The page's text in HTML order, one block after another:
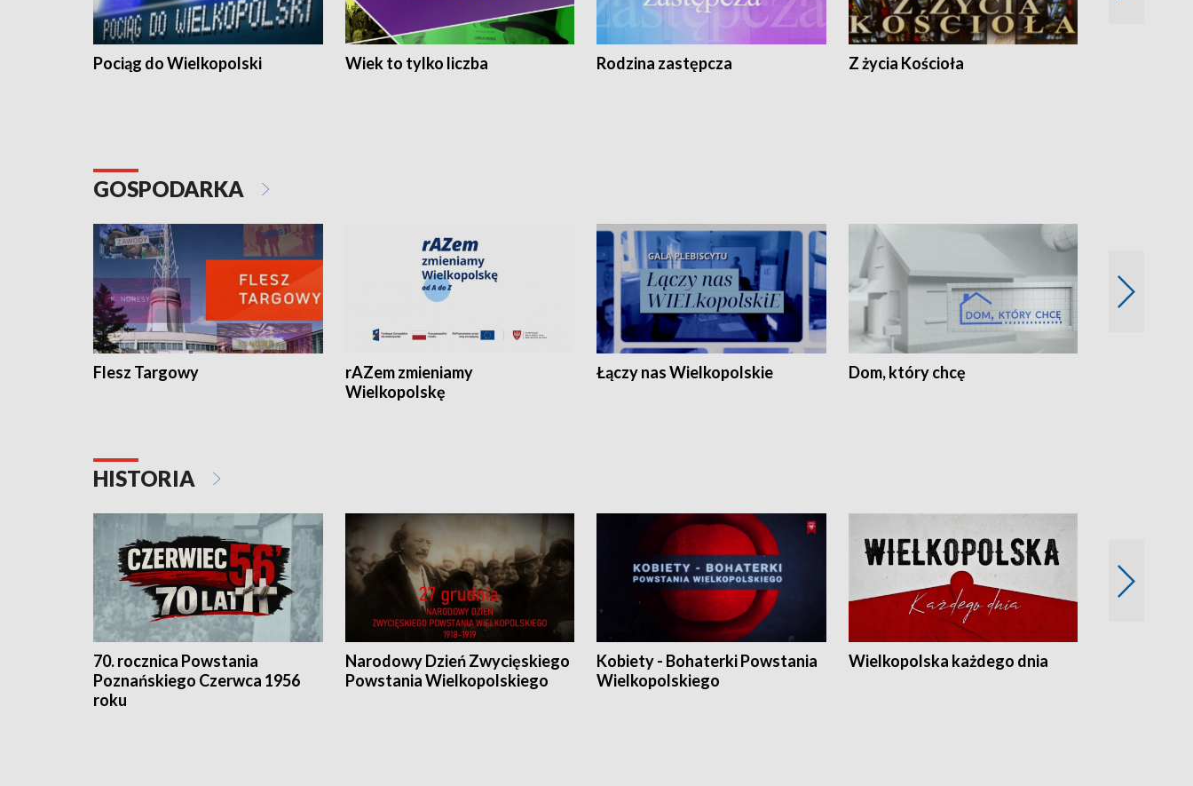
Pociąg do Wielkopolski Wiek to tylko liczba Rodzina zastępcza Z życia Kościoła
GOSPODARKA
Flesz Targowy
rAZem zmieniamy
Wielkopolskę
Łączy nas Wielkopolskie Dom, który chcę
HISTORIA
70. rocznica Powstania
Poznańskiego Czerwca 1956
roku
Narodowy Dzień Zwycięskiego
Powstania Wielkopolskiego
Kobiety - Bohaterki Powstania
Wielkopolskiego
Wielkopolska każdego dnia